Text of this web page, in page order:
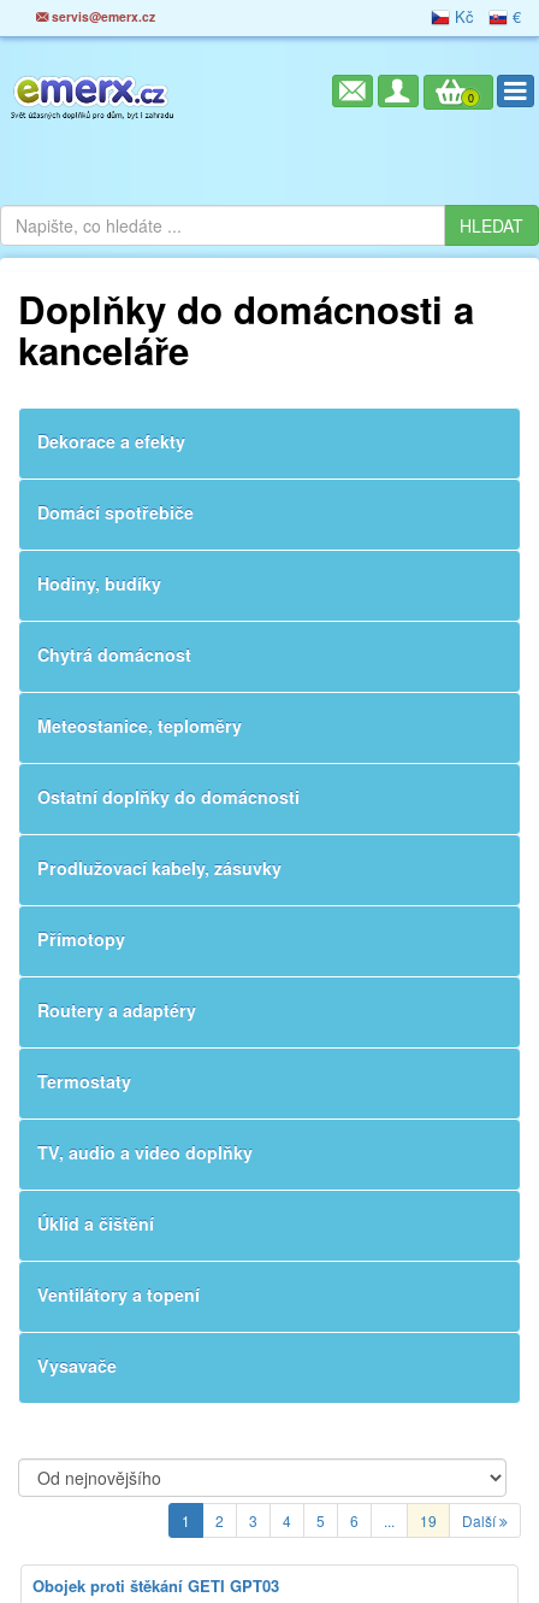
servis@emerx.cz Kč €
0
Doplňky do domácnosti a
kanceláře
Dekorace a efekty
Domácí spotřebiče
Hodiny, budíky
Chytrá domácnost
Meteostanice, teploměry
Ostatní doplňky do domácnosti
Prodlužovací kabely, zásuvky
Přímotopy
Routery a adaptéry
Termostaty
TV, audio a video doplňky
Úklid a čištění
Ventilátory a topení
Vysavače
1 2 3 4 5 6 ... 19 Další
Obojek proti štěkání GETI GPT03